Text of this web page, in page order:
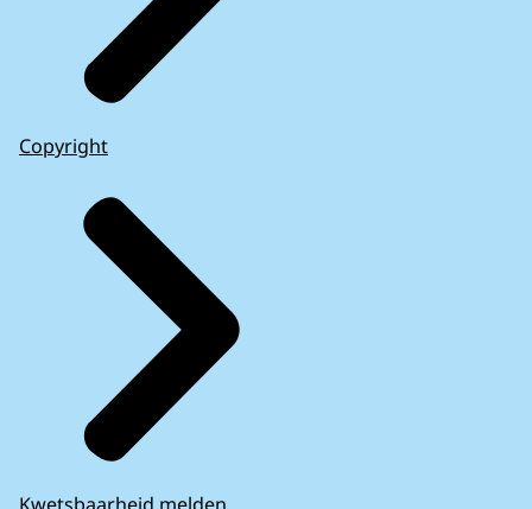
Copyright